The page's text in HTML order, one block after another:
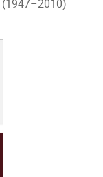
(1947–2010)